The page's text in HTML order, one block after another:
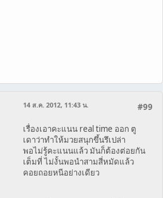
#99
14 ส.ค. 2012, 11:43 น.
เรื่องเอาคะแนน real time ออก ตู
เดาว่าทำให้มวยสนุกขึ้นรึเปล่า
พอไม่รู้คะแนนแล้ว มันก็ต้องต่อยกัน
เต็มที่ ไม่งั้นพอนำสามสี่หมัดแล้ว
คอยถอยหนีอย่างเดียว